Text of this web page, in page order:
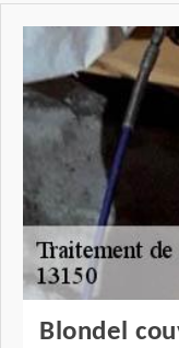
Blondel